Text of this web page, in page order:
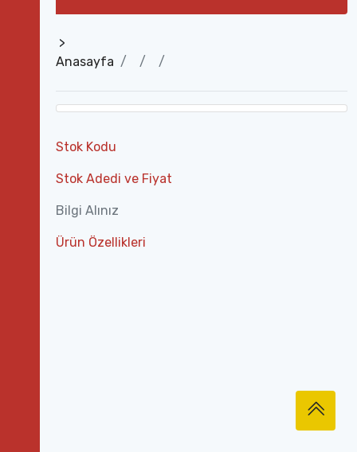
>
Anasayfa
Stok Kodu
Stok Adedi ve Fiyat
Bilgi Alınız
Ürün Özellikleri